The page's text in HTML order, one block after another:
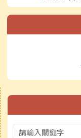
右邊區域內容